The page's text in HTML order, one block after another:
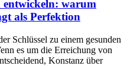
entwickeln: warum
als Perfektion
Schlüssel zu einem gesunden
es um die Erreichung von
Konstanz über